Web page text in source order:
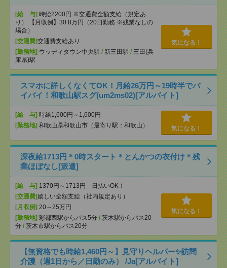
[給 与] 時給2200円 ※交通費全額支給（規定あ
り） 【月収例】30.8万円（20日勤務 ※残業なしの
場合）
[交通費]交通費支給あり
[勤務地] ウッディタウン中央駅 / 新三田駅 / 三田(兵
庫県)駅
気になる！
スマホに詳しくなくてOK！月給26万円～19時半でバ
イバイ！和歌山駅スグ(um2ms02)[アルバイト]
[給 与] 時給1,600円～1,600円
[勤務地] 和歌山県和歌山市（最寄り駅：和歌山） 気になる！
深夜給1713円＊0時スタート＊とんかつの衣付け＊残
業ほぼなし[派遣]
[給 与] 1370円～1713円 日払いOK！
[交通費]嬉しい全額支給（社内規定あり）
[月収例] 20～25万円
[勤務地] 彩都西駅からバス5分 / 茨木駅からバス20
分 / 茨木市駅からバス20分
気になる！
【無資格でも時給1,460円～】見守りヘルパー✨訪問
介護（週1日から／日勤のみ） /Ja[アルバイト]